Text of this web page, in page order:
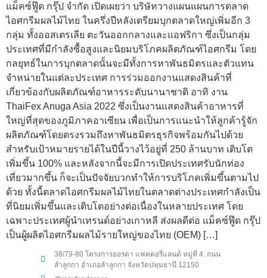
แม็คซ์ฟู๊ด กรุ๊ป จำกัด เปิดเผยว่า บริษัทวางแผนแผนการตลาด
ไอศกรีมผลไม้ไทย ในครึ่งปีหลังเตรียมบุกตลาดใหญ่เพิ่มอีก 3
กลุ่ม ทั้งออสเตรเลีย ตะวันออกกลางและแอฟริกา ซึ่งเป็นกลุ่ม
ประเทศที่มีกำลังซื้อสูงและนิยมบริโภคผลิตภัณฑ์ไอศกรีม โดย
กลยุทธ์ในการบุกตลาดนั้นจะมีทั้งการหาพันธมิตรและตัวแทน
จำหน่ายในแต่ละประเทศ การร่วมออกงานแสดงสินค้าที่
เกี่ยวข้องกับผลิตภัณฑ์อาหารระดับนานาชาติ อาทิ งาน
ThaiFex Anuga Asia 2022 ซึ่งเป็นงานแสดงสินค้าอาหารที่
ใหญ่ที่สุดของภูมิภาคอาเซียน เพื่อเป็นการแนะนำให้ลูกค้ารู้จัก
ผลิตภัณฑ์โดยตรงรวมถึงหาพันธมิตรธุรกิจพร้อมกันไปด้วย
สำหรับเป้าหมายรายได้ในปีนี้วางไว้อยู่ที่ 250 ล้านบาท เติบโต
เพิ่มขึ้น 100% และหลังจากนี้จะมีการเปิดประเทศรับนักท่อง
เที่ยวมากขึ้น ก็จะเป็นปัจจัยบวกทำให้การบริโภคเพิ่มขึ้นตามไป
ด้วย ทั้งนี้ตลาดไอศกรีมผลไม้ไทยในตลาดต่างประเทศกำลังเป็น
ที่นิยมเพิ่มขึ้นและเติบโตอย่างต่อเนื่องในหลายประเทศ โดย
เฉพาะประเทศผู้นำเทรนด์อย่างเกาหลี ส่งผลดีต่อ แม็คซ์ฟู๊ด กรุ๊ป
เป็นผู้ผลิตไอศกรีมผลไม้รายใหญ่ของไทย (OEM) […]
38/79-80 โครงการออรดา แฟคตอรี่แลนด์ หมู่ที่ 4. ถนน
ลำลูกกา อำเภอลำลูกกา จังหวัดปทุมธานี 12150